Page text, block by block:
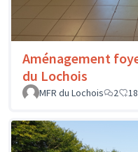
Aménagement
du Lochois
MFR du Lochois
2 18